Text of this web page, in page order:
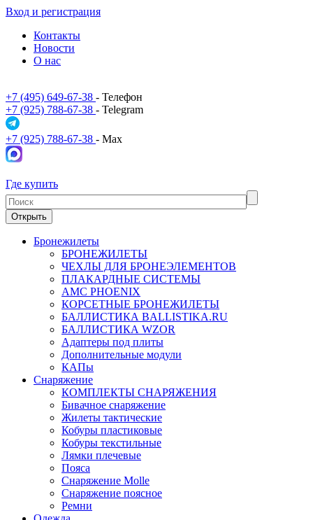
Вход и регистрация
Контакты
Новости
О нас
+7 (495) 649-67-38 - Телефон
+7 (925) 788-67-38 - Telegram
+7 (925) 788-67-38 - Max
Где купить
Открыть
Бронежилеты
БРОНЕЖИЛЕТЫ
ЧЕХЛЫ ДЛЯ БРОНЕЭЛЕМЕНТОВ
ПЛАКАРДНЫЕ СИСТЕМЫ
АМС PHOENIX
КОРСЕТНЫЕ БРОНЕЖИЛЕТЫ
БАЛЛИСТИКА BALLISTIKA.RU
БАЛЛИСТИКА WZOR
Адаптеры под плиты
Дополнительные модули
КАПы
Снаряжение
КОМПЛЕКТЫ СНАРЯЖЕНИЯ
Бивачное снаряжение
Жилеты тактические
Кобуры пластиковые
Кобуры текстильные
Лямки плечевые
Пояса
Снаряжение Molle
Снаряжение поясное
Ремни